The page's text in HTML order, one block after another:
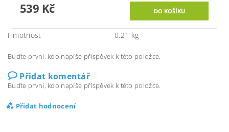
539 Kč
Hmotnost 0.21 kg
Buďte první, kdo napíše příspěvek k této položce.
Přidat komentář
Buďte první, kdo napíše příspěvek k této položce.
Přidat hodnocení